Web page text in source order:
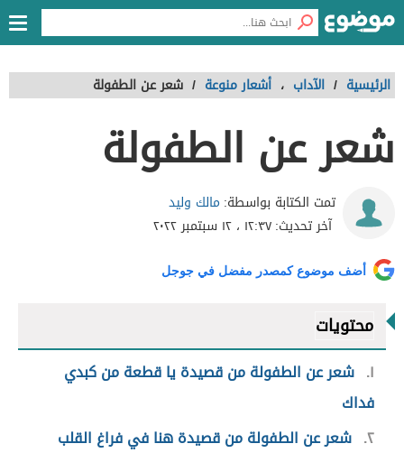
الرئيسية / الآداب ، أشعار منوعة / شعر عن الطفولة
شعر عن الطفولة
تمت الكتابة بواسطة: مالك وليد
آخر تحديث:١٢:٣٧ ، ١٢ سبتمبر ٢٠٢٢
أضف موضوع كمصدر مفضل في جوجل
محتويات
١ شعر عن الطفولة من قصيدة يا قطعة من كبدي
فداك
٢ شعر عن الطفولة من قصيدة هنا في فراغ القلب